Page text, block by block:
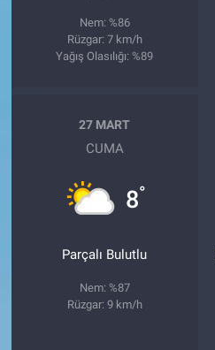
Nem: %86
Rüzgar: 7 km/h
Yağış Olasılığı: %89
27 MART
CUMA
8°
Parçalı Bulutlu
Nem: %87
Rüzgar: 9 km/h